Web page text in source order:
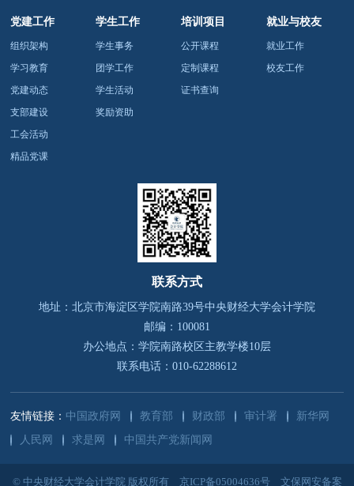
党建工作
组织架构
学习教育
党建动态
支部建设
工会活动
精品党课
学生工作
学生事务
团学工作
学生活动
奖励资助
培训项目
公开课程
定制课程
证书查询
就业与校友
就业工作
校友工作
联系方式
地址：北京市海淀区学院南路39号中央财经大学会计学院
邮编：100081
办公地点：学院南路校区主教学楼10层
联系电话：010-62288612
友情链接： 中国政府网 教育部 财政部 审计署
新华网
人民网
求是网 中国共产党新闻网
© 中央财经大学会计学院 版权所有 京ICP备05004636号 文保网安备案